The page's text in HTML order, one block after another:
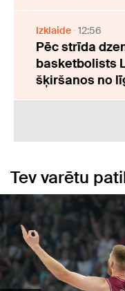
Izklaide 12:56
Pēc strīda
basketbolists
šķiršanos no
Tev varētu